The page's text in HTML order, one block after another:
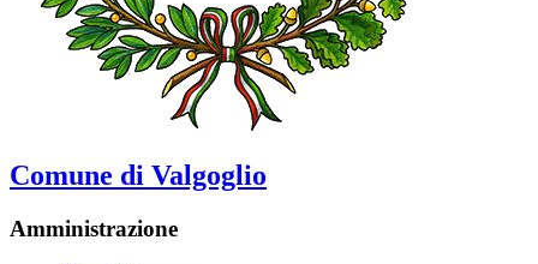
Comune di Valgoglio
Amministrazione